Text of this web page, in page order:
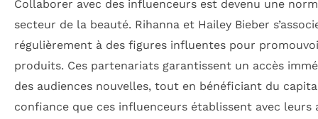
Collaborer avec des influenceurs est devenu une
secteur de la beauté. Rihanna et Hailey Bieber
régulièrement à des figures influentes pour
produits. Ces partenariats garantissent un accès
des audiences nouvelles, tout en bénéficiant du
confiance que ces influenceurs établissent avec leurs